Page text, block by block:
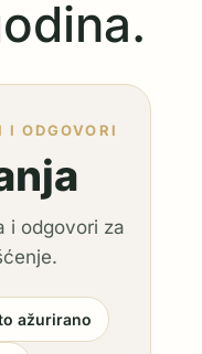
I ODGOVORI
i odgovori za
ažurirano